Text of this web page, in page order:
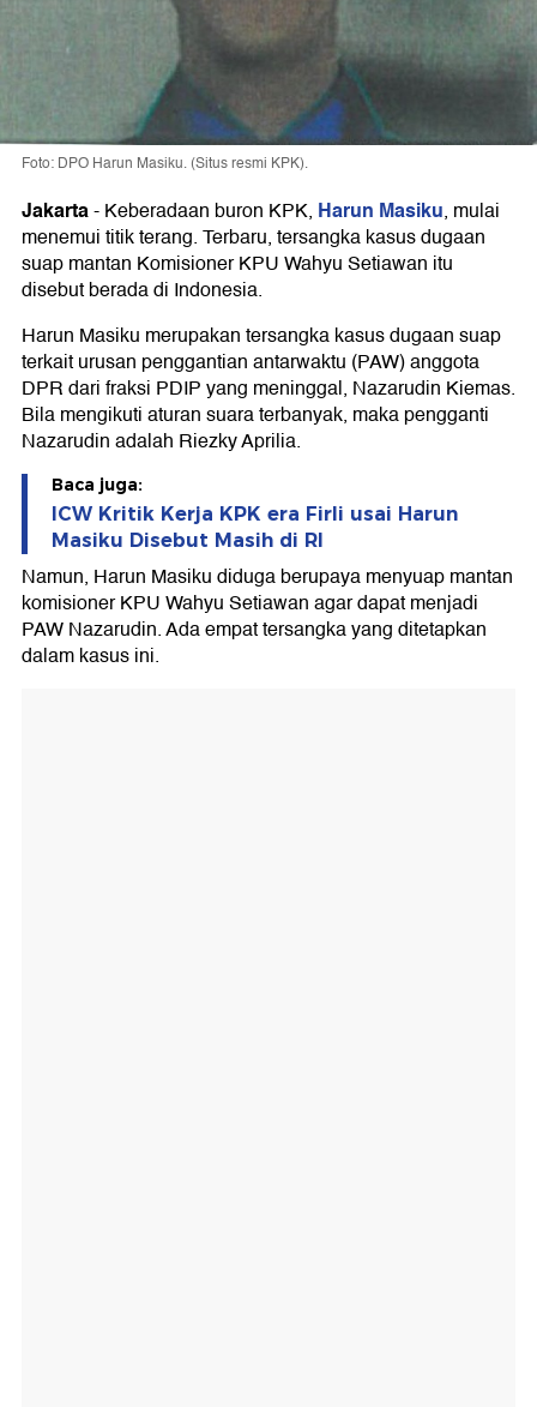
Foto: DPO Harun Masiku. (Situs resmi KPK).
Jakarta-Keberadaan buron KPK, Harun Masiku, mulai
menemui titik terang. Terbaru, tersangka kasus dugaan
suap mantan Komisioner KPU Wahyu Setiawan itu
disebut berada di Indonesia.
Harun Masiku merupakan tersangka kasus dugaan suap
terkait urusan penggantian antarwaktu (PAW) anggota
DPR dari fraksi PDIP yang meninggal, Nazarudin Kiemas.
Bila mengikuti aturan suara terbanyak, maka pengganti
Nazarudin adalah Riezky Aprilia.
Baca juga:
ICW Kritik Kerja KPK era Firli usai Harun
Masiku Disebut Masih di RI
Namun, Harun Masiku diduga berupaya menyuap mantan
komisioner KPU Wahyu Setiawan agar dapat menjadi
PAW Nazarudin. Ada empat tersangka yang ditetapkan
dalam kasus ini.